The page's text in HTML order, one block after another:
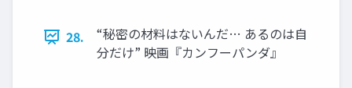
28.
“秘密の材料はないんだ… あるのは自
分だけ” 映画『カンフーパンダ』